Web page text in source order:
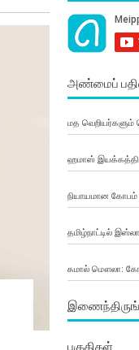
அண்மைப்
மத வெறியர்களும்
ஹமாஸ்
நியாயமான கோபம்
தமிழ்நாட்டில்
கமால் மௌலா:
பகுதிகள்